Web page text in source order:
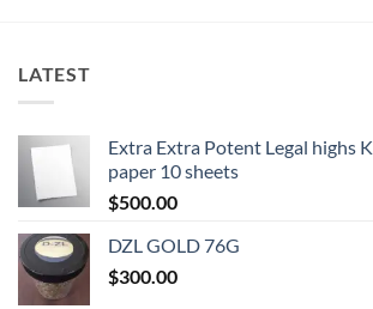
LATEST
Extra Extra Potent Legal highs
paper 10 sheets
$500.00
DZL GOLD 76G
$300.00